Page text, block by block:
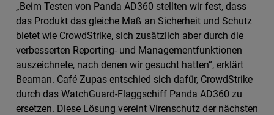
„Beim Testen von Panda AD360 stellten wir fest, dass
das Produkt das gleiche Maß an Sicherheit und Schutz
bietet wie CrowdStrike, sich zusätzlich aber durch die
verbesserten Reporting- und Managementfunktionen
auszeichnete, nach denen wir gesucht hatten“, erklärt
Beaman. Café Zupas entschied sich dafür, CrowdStrike
durch das WatchGuard-Flaggschiff Panda AD360 zu
ersetzen. Diese Lösung vereint Virenschutz der nächsten